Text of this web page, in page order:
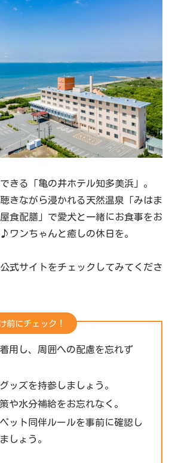
きる「亀の井ホテル知多美浜」。
きながら浸かれる天然温泉「みはま
食配膳」で愛犬と一緒にお食事をお
ワンちゃんと癒しの休日を。
式サイトをチェックしてみてくださ
前にチェック！
用し、周囲への配慮を忘れず
ッズを持参しましょう。
や水分補給をお忘れなく。
ット同伴ルールを事前に確認し
しょう。